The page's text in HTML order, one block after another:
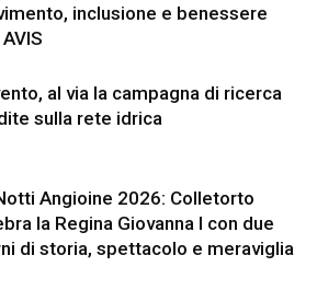
inclusione e benessere
al via la campagna di ricerca
sulla rete idrica
Angioine 2026: Colletorto
la Regina Giovanna I con due
di storia, spettacolo e meraviglia